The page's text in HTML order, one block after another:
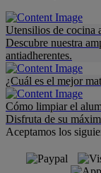
Utensilios de cocina
Descubre nuestra
antiadherentes.
¿Cuál es el mejor
Cómo limpiar el
Disfruta de su
Aceptamos los